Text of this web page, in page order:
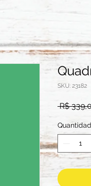
SKU: 23182
R$